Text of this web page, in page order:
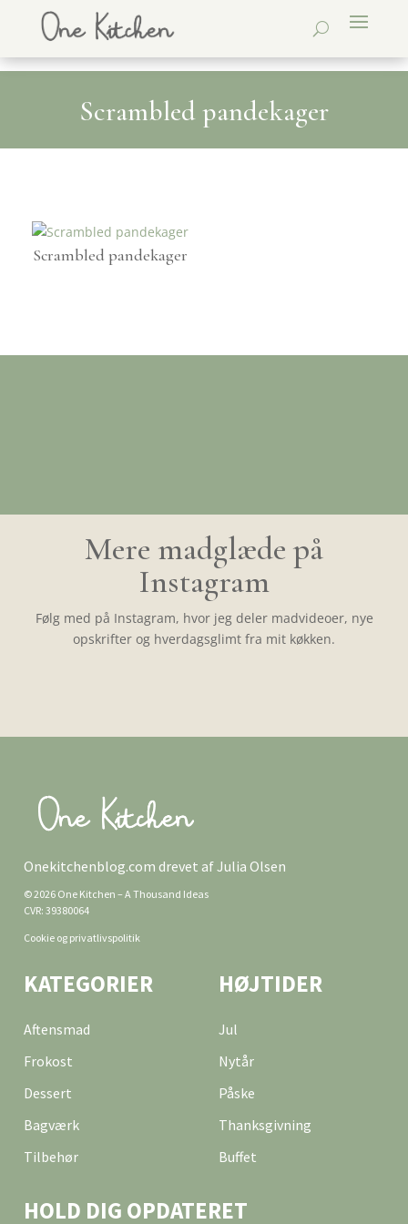
Scrambled pandekager
Scrambled pandekager
Mere madglæde på
Instagram
Følg med på Instagram, hvor jeg deler madvideoer, nye
opskrifter og hverdagsglimt fra mit køkken.
Onekitchenblog.com drevet af Julia Olsen
© 2026 One Kitchen – A Thousand Ideas
CVR: 39380064
Cookie og privatlivspolitik
KATEGORIER
Aftensmad
Frokost
Dessert
Bagværk
Tilbehør
HØJTIDER
Jul
Nytår
Påske
Thanksgivning
Buffet
HOLD DIG OPDATERET